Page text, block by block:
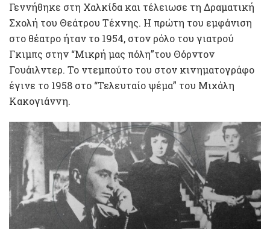
Γεννήθηκε στη Χαλκίδα και τέλειωσε τη Δραματική
Σχολή του Θεάτρου Τέχνης. Η πρώτη του εμφάνιση
στο θέατρο ήταν το 1954, στον ρόλο του γιατρού
Γκιμπς στην “Μικρή μας πόλη”του Θόρντον
Γουάιλντερ. Το ντεμπούτο του στον κινηματογράφο
έγινε το 1958 στο “Τελευταίο ψέμα” του Μιχάλη
Κακογιάννη.